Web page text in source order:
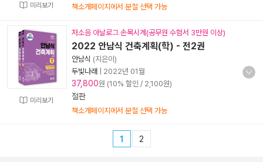
미리보기 책소개페이지에서 분철 선택 가능
미리보기
저소음 아날로그 손목시계(공무원 수험서 3만원 이상)
2022 안남식 건축계획(학) - 전2권
안남식 (지은이)
두빛나래
2022년 01월
37,800원 (10% 할인 / 2,100원)
절판
책소개페이지에서 분철 선택 가능
1 2